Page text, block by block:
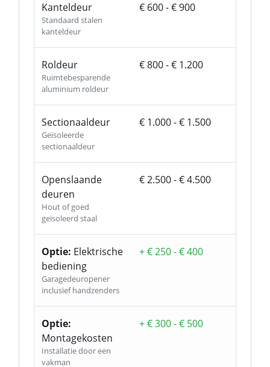
Kanteldeur
Standaard stalen
kanteldeur
€ 600 - € 900
Roldeur
Ruimtebesparende
aluminium roldeur
€ 800 - € 1.200
Sectionaaldeur
Geïsoleerde
sectionaaldeur
€ 1.000 - € 1.500
Openslaande
deuren
Hout of goed
geïsoleerd staal
€ 2.500 - € 4.500
Optie: Elektrische
bediening
Garagedeuropener
inclusief handzenders
+ € 250 - € 400
Optie:
Montagekosten
Installatie door een
vakman
+ € 300 - € 500